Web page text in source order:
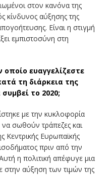
στον κανόνα της
κίνδυνος αύξησης της
Είναι η στιγμή
εμπιστοσύνη στη
ευαγγελίζεστε
τη διάρκεια της
το 2020;
με την κυκλοφορία
σωθούν τράπεζες και
Κεντρικής Ευρωπαϊκής
πριν από την
η πολιτική απέφυγε μια
αύξηση των τιμών της